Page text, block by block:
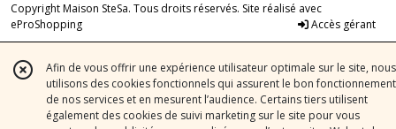
Copyright Maison SteSa. Tous droits réservés. Site réalisé avec
eProShopping
Accès gérant
Afin de vous offrir une expérience utilisateur optimale sur le site, nous
utilisons des cookies fonctionnels qui assurent le bon fonctionnement
de nos services et en mesurent l’audience. Certains tiers utilisent
également des cookies de suivi marketing sur le site pour vous